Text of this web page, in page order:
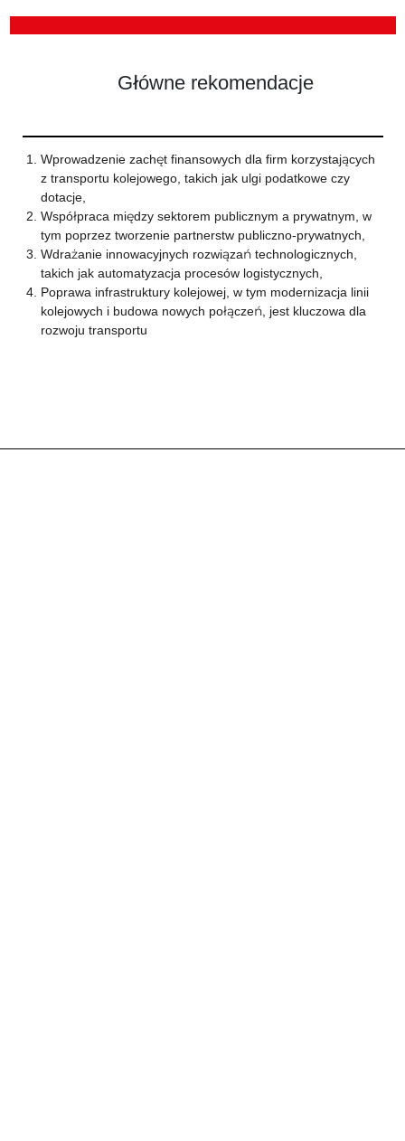
Główne rekomendacje
Wprowadzenie zachęt finansowych dla firm korzystających
z transportu kolejowego, takich jak ulgi podatkowe czy
dotacje,
Współpraca między sektorem publicznym a prywatnym, w
tym poprzez tworzenie partnerstw publiczno-prywatnych,
Wdrażanie innowacyjnych rozwiązań technologicznych,
takich jak automatyzacja procesów logistycznych,
Poprawa infrastruktury kolejowej, w tym modernizacja linii
kolejowych i budowa nowych połączeń, jest kluczowa dla
rozwoju transportu